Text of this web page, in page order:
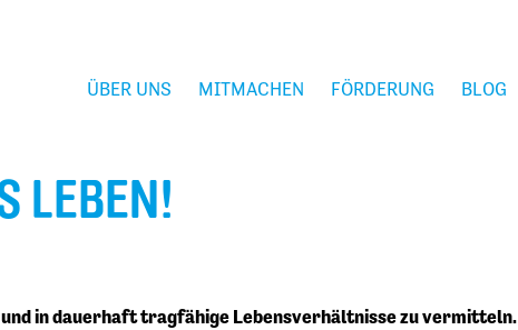
ÜBER UNS MITMACHEN FÖRDERUNG BLOG
LEBEN!
in dauerhaft tragfähige Lebensverhältnisse zu vermitteln.